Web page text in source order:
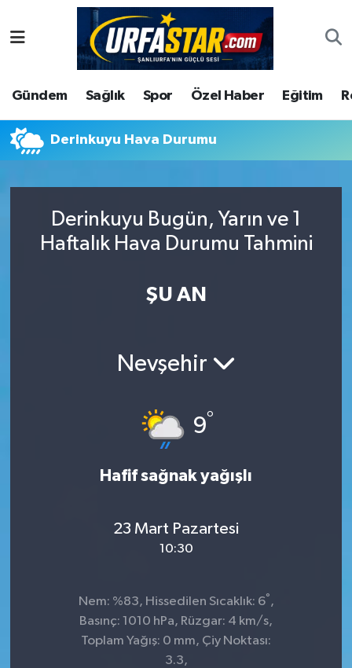
Gündem Sağlık Spor Özel Haber Eğitim
Derinkuyu Hava Durumu
Derinkuyu Bugün, Yarın ve 1
Haftalık Hava Durumu Tahmini
ŞU AN
Nevşehir
9°
Hafif sağnak yağışlı
23 Mart Pazartesi
10:30
Nem: %83, Hissedilen Sıcaklık: 6° ,
Basınç: 1010 hPa, Rüzgar: 4 km/s,
Toplam Yağış: 0 mm, Çiy Noktası:
3.3,
ASAYİS
ÇEVRE
DUNYA
Ekonomi
Şanlıurfa Nöbetçi Eczaneler
Şanlıurfa Hava Durumu
Şanlıurfa Namaz Vakitleri
Süper Lig Puan Durumu ve Fikstür
Son Dakika Haberleri